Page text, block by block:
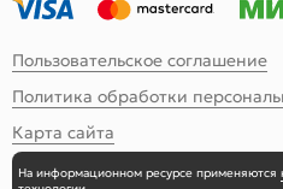
Пользовательское соглашение
Политика обработки
Карта сайта
На информационном ресурсе применяются